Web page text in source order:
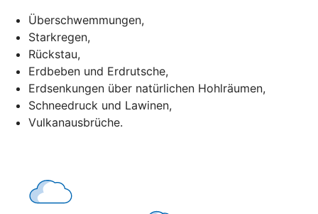
Überschwemmungen,
Starkregen,
Rückstau,
Erdbeben und Erdrutsche,
Erdsenkungen über natürlichen Hohlräumen,
Schneedruck und Lawinen,
Vulkanausbrüche.